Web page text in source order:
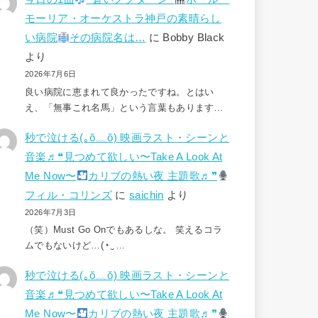
モーリア・オーケストラ神戸の素晴らし
い病院
その病院名は… に Bobby Black
より
2026年7月6日
良い病院に恵まれて良かったですね。とはい
え、「無事これ名馬」という言葉もあります…
秒で泣ける(⁠｡⁠ŏ⁠﹏⁠ŏ⁠) 映画ラスト・シーンと
音楽♬❝見つめて欲しい〜Take A Look At
Me Now〜
カリブの熱い夜 主題歌♬❞
フィル・コリンズ にsaichin より
2026年7月3日
（笑）Must Go Onでもあるしな。 笑えるコラ
ムでもないけど…(⁠◔⁠‿⁠…
秒で泣ける(⁠｡⁠ŏ⁠﹏⁠ŏ⁠) 映画ラスト・シーンと
音楽♬❝見つめて欲しい〜Take A Look At
Me Now〜
カリブの熱い夜 主題歌♬❞